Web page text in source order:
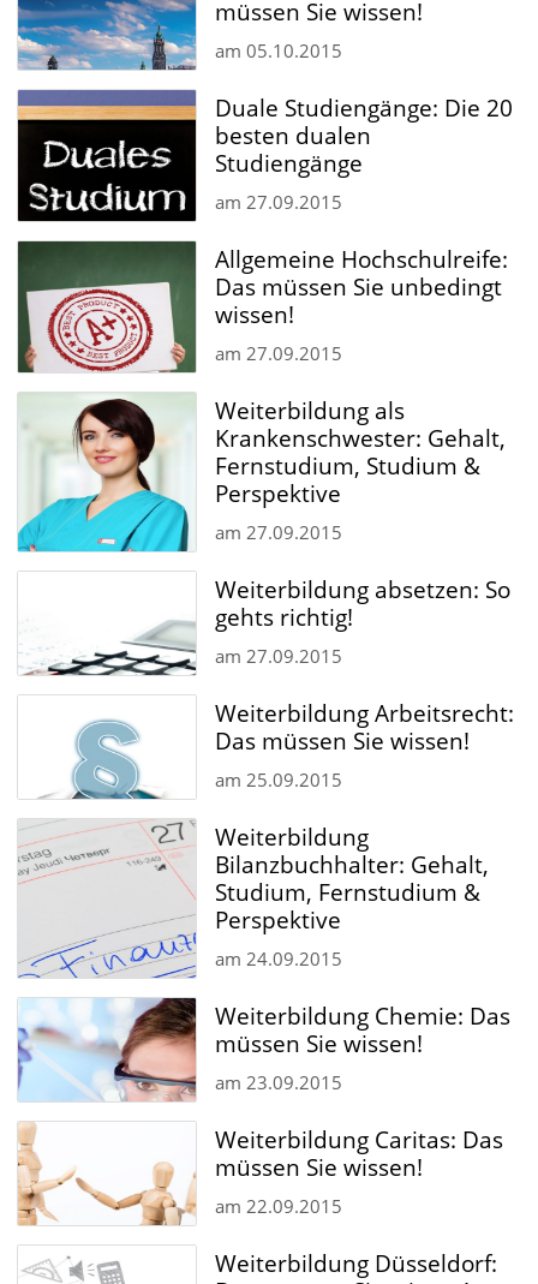
müssen Sie wissen!
am 05.10.2015
Duale Studiengänge: Die 20
besten dualen
Studiengänge
am 27.09.2015
Allgemeine Hochschulreife:
Das müssen Sie unbedingt
wissen!
am 27.09.2015
Weiterbildung als
Krankenschwester: Gehalt,
Fernstudium, Studium &
Perspektive
am 27.09.2015
Weiterbildung absetzen: So
gehts richtig!
am 27.09.2015
Weiterbildung Arbeitsrecht:
Das müssen Sie wissen!
am 25.09.2015
Weiterbildung
Bilanzbuchhalter: Gehalt,
Studium, Fernstudium &
Perspektive
am 24.09.2015
Weiterbildung Chemie: Das
müssen Sie wissen!
am 23.09.2015
Weiterbildung Caritas: Das
müssen Sie wissen!
am 22.09.2015
Weiterbildung Düsseldorf: